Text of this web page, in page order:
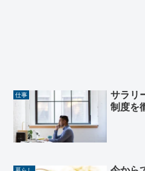
仕事
サラリ
制度を